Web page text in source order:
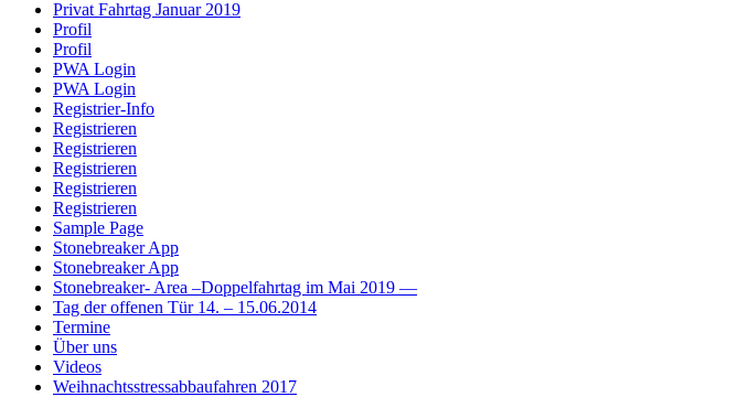
Privat Fahrtag Januar 2019
Profil
Profil
PWA Login
PWA Login
Registrier-Info
Registrieren
Registrieren
Registrieren
Registrieren
Registrieren
Sample Page
Stonebreaker App
Stonebreaker App
Stonebreaker- Area –Doppelfahrtag im Mai 2019 —
Tag der offenen Tür 14. – 15.06.2014
Termine
Über uns
Videos
Weihnachtsstressabbaufahren 2017